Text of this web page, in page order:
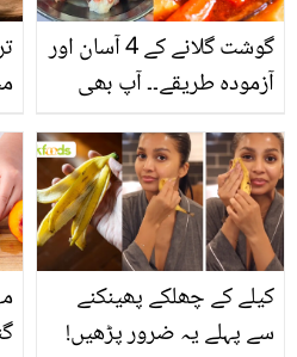
گوشت گلانے کے 4 آسان اور
آزمودہ طریقے۔۔ آپ بھی
بتائے راز
کیلے کے چھلکے پھینکنے
سے پہلے یہ ضرور پڑھیں!